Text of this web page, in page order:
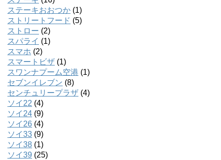
ステーキおおつか (1)
ストリートフード (5)
ストロー (2)
スパライ (1)
スマホ (2)
スマートビザ (1)
スワンナプーム空港 (1)
セブンイレブン (8)
センチュリープラザ (4)
ソイ22 (4)
ソイ24 (9)
ソイ26 (4)
ソイ33 (9)
ソイ38 (1)
ソイ39 (25)